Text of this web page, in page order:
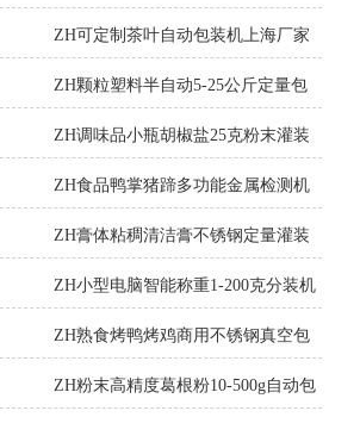
ZH可定制茶叶自动包装机上海厂家
ZH颗粒塑料半自动5-25公斤定量包
ZH调味品小瓶胡椒盐25克粉末灌装
ZH食品鸭掌猪蹄多功能金属检测机
ZH膏体粘稠清洁膏不锈钢定量灌装
ZH小型电脑智能称重1-200克分装机
ZH熟食烤鸭烤鸡商用不锈钢真空包
ZH粉末高精度葛根粉10-500g自动包